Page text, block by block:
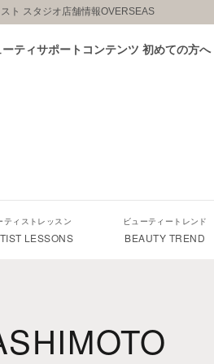
ト スタジオ店舗情報OVERSEAS
ーティサポートコンテンツ 初めての方へ
ティストレッスン
LESSONS
ビューティートレンド
BEAUTY TREND